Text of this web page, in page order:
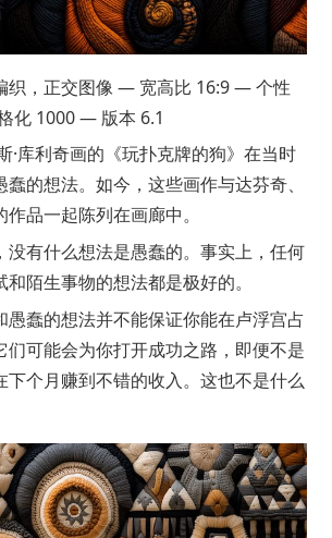
织，正交图像 — 宽高比 16:9 — 个性
化 1000 — 版本 6.1
·库利奇画的《玩扑克牌的狗》在当时
的想法。如今，这些画作与达芬奇、
品一起陈列在画廊中。
没有什么想法是愚蠢的。事实上，任何
陌生事物的想法都是极好的。
愚蠢的想法并不能保证你能在卢浮宫占
们可能会为你打开成功之路，即便不是
下个月赚到不错的收入。这也不是什么